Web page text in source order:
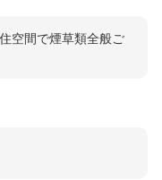
空間で煙草類全般ご